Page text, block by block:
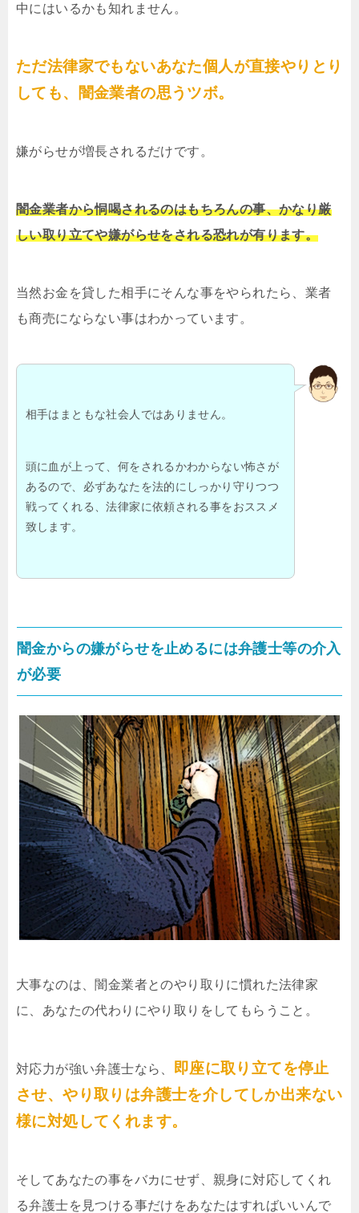
中にはいるかも知れません。
ただ法律家でもないあなた個人が直接やりとり
しても、闇金業者の思うツボ。
嫌がらせが増長されるだけです。
闇金業者から恫喝されるのはもちろんの事、かなり厳
しい取り立てや嫌がらせをされる恐れが有ります。
当然お金を貸した相手にそんな事をやられたら、業者
も商売にならない事はわかっています。
相手はまともな社会人ではありません。
頭に血が上って、何をされるかわからない怖さが
あるので、必ずあなたを法的にしっかり守りつつ
戦ってくれる、法律家に依頼される事をおススメ
致します。
闇金からの嫌がらせを止めるには弁護士等の介入
が必要
大事なのは、闇金業者とのやり取りに慣れた法律家
に、あなたの代わりにやり取りをしてもらうこと。
対応力が強い弁護士なら、 即座に取り立てを停止
させ、やり取りは弁護士を介してしか出来ない
様に対処してくれます。
そしてあなたの事をバカにせず、親身に対応してくれ
る弁護士を見つける事だけをあなたはすればいいんで